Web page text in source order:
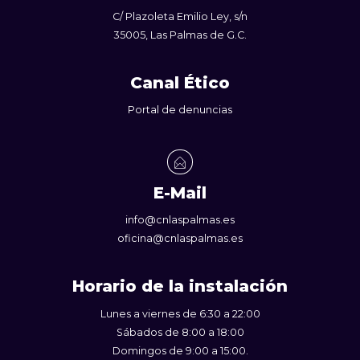
C/ Plazoleta Emilio Ley, s/n
35005, Las Palmas de G.C.
Canal Ético
Portal de denuncias
E-Mail
info@cnlaspalmas.es
oficina@cnlaspalmas.es
Horario de la instalación
Lunes a viernes de 6:30 a 22:00
Sábados de 8:00 a 18:00
Domingos de 9:00 a 15:00.